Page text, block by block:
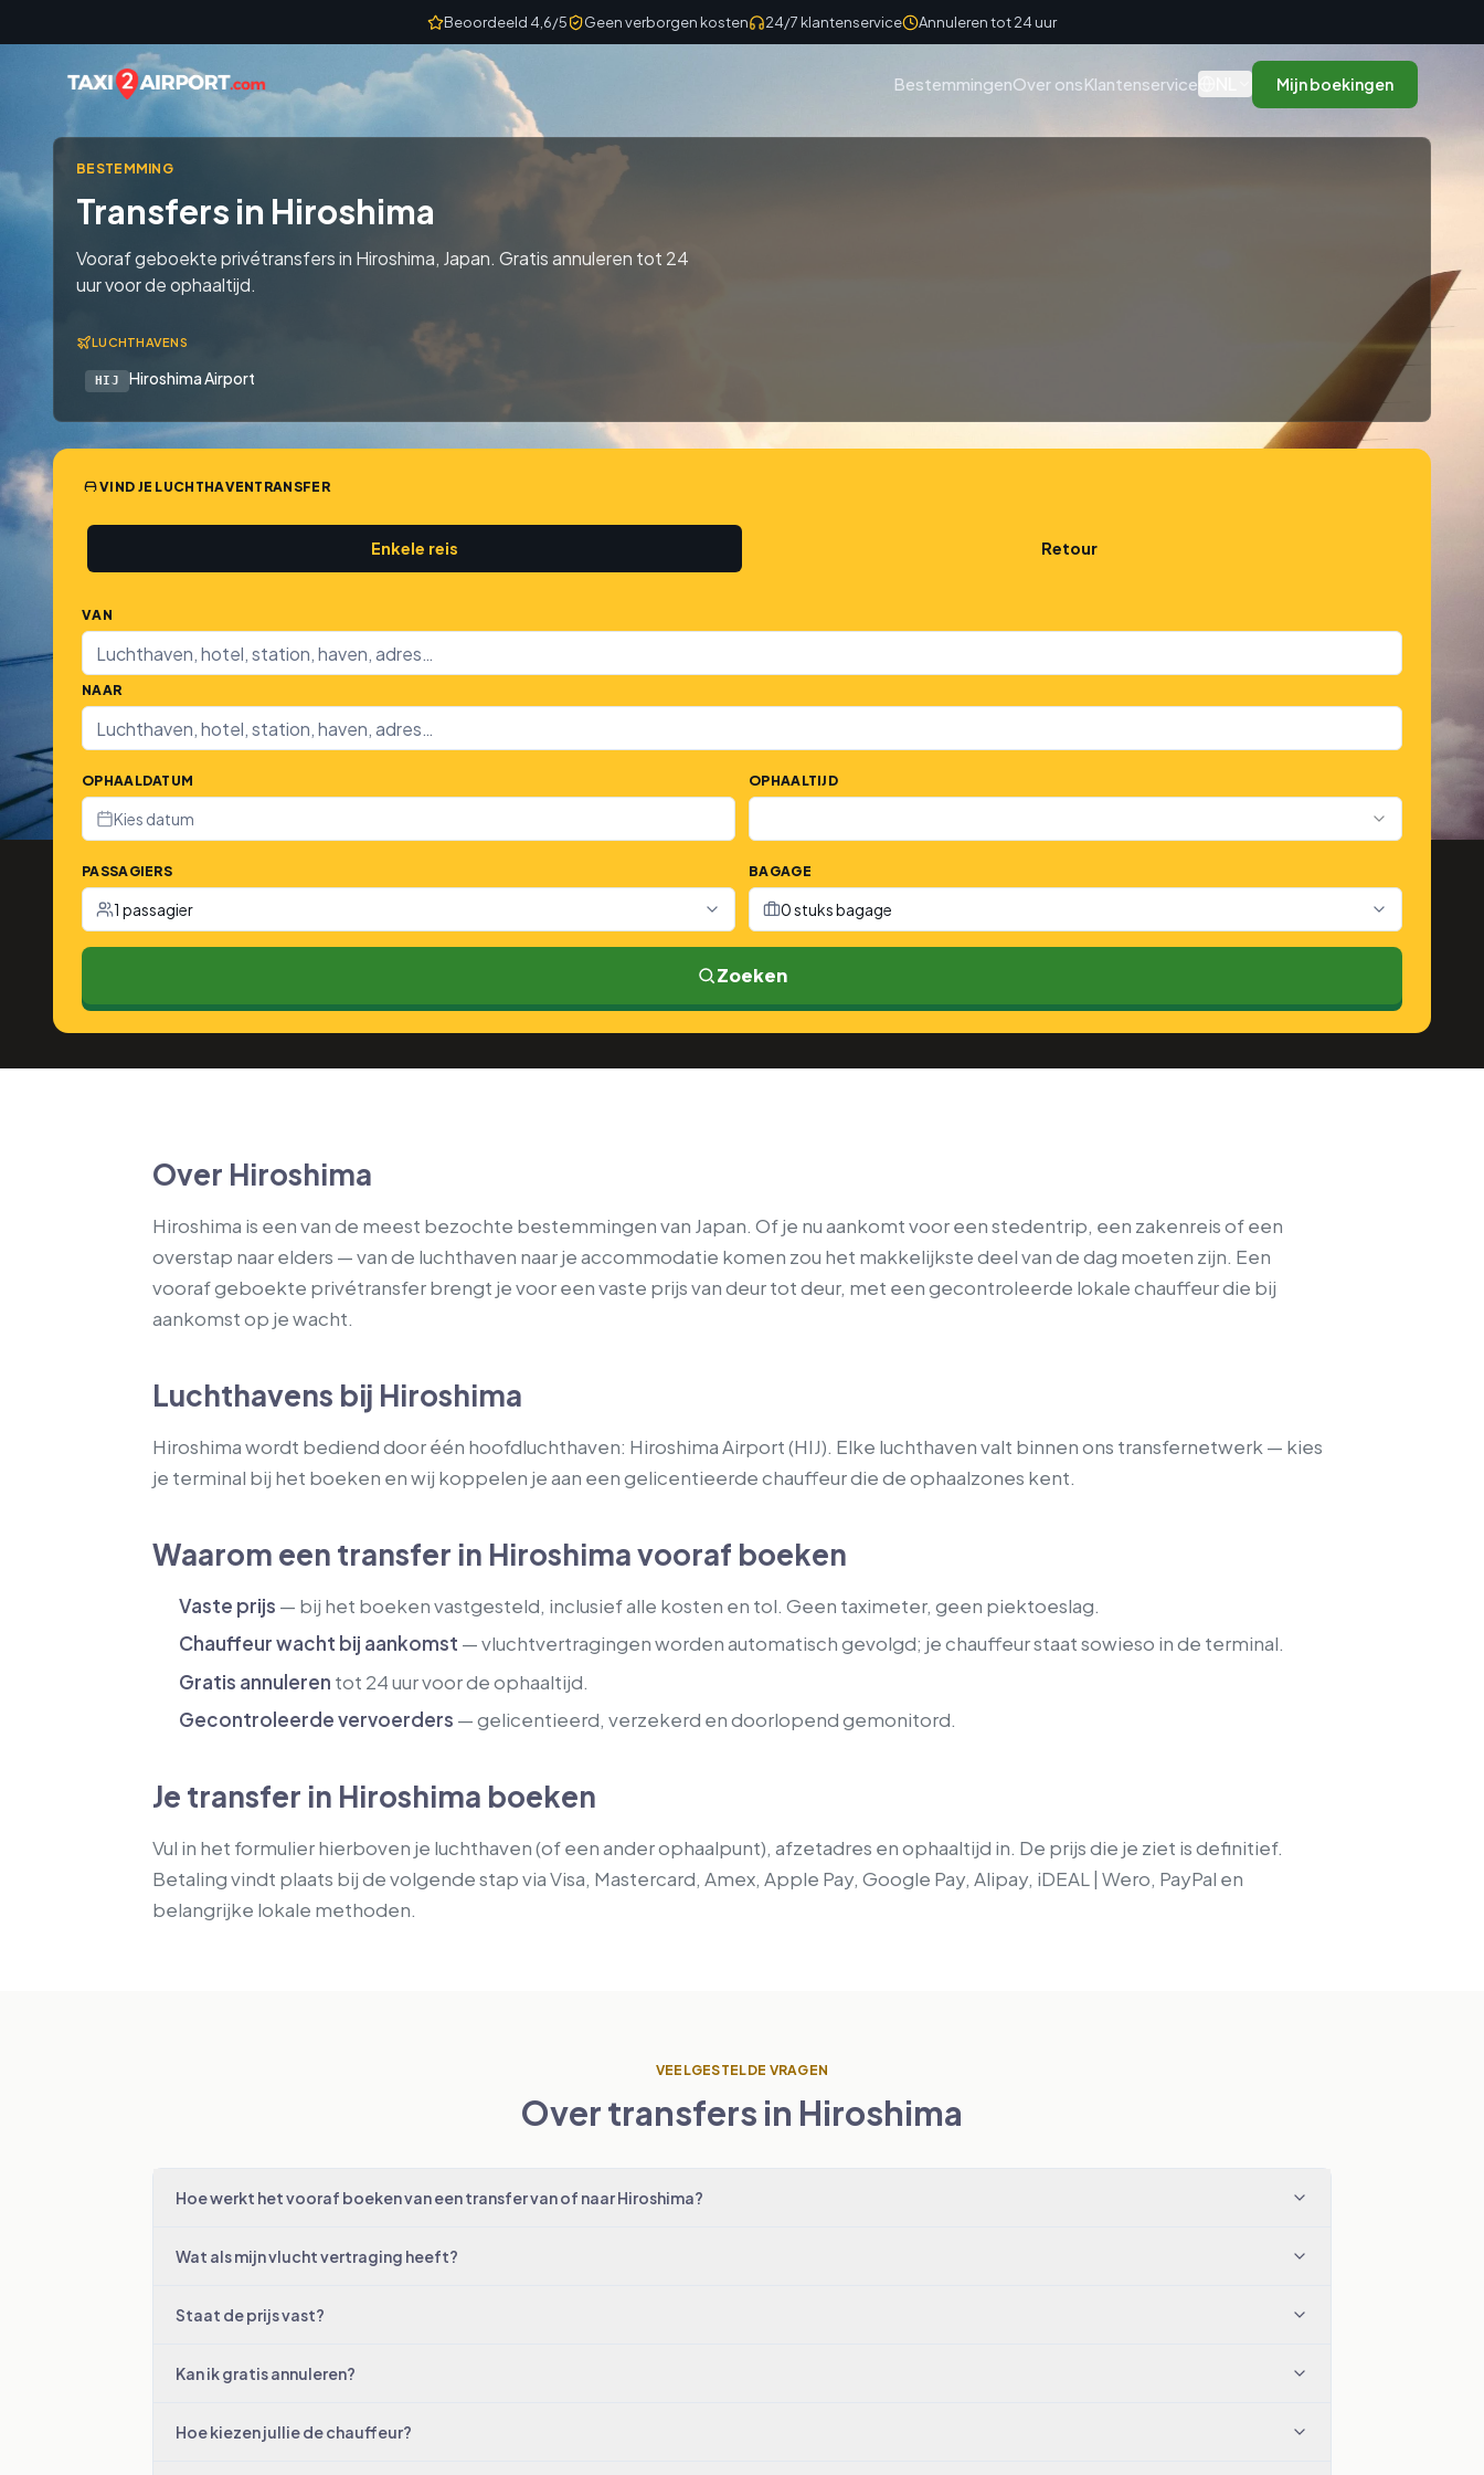
Beoordeeld 4,6/5 Geen verborgen kosten 24/7 klantenservice Annuleren tot 24 uur
BestemmingenOver onsKlantenservice Mijn boekingen
BESTEMMING
Transfers in Hiroshima
Vooraf geboekte privétransfers in Hiroshima, Japan. Gratis annuleren tot 24
uur voor de ophaaltijd.
LUCHTHAVENS
HIJ Hiroshima Airport
VIND JE LUCHTHAVENTRANSFER
Enkele reis Retour
VAN
NAAR
OPHAALDATUM
Kies datum
OPHAALTIJD
PASSAGIERS
1 passagier
BAGAGE
0 stuks bagage
Zoeken
Over Hiroshima
Hiroshima is een van de meest bezochte bestemmingen van Japan. Of je nu aankomt voor een stedentrip, een zakenreis of een
overstap naar elders — van de luchthaven naar je accommodatie komen zou het makkelijkste deel van de dag moeten zijn. Een
vooraf geboekte privétransfer brengt je voor een vaste prijs van deur tot deur, met een gecontroleerde lokale chauffeur die bij
aankomst op je wacht.
Luchthavens bij Hiroshima
Hiroshima wordt bediend door één hoofdluchthaven: Hiroshima Airport (HIJ). Elke luchthaven valt binnen ons transfernetwerk — kies
je terminal bij het boeken en wij koppelen je aan een gelicentieerde chauffeur die de ophaalzones kent.
Waarom een transfer in Hiroshima vooraf boeken
Vaste prijs — bij het boeken vastgesteld, inclusief alle kosten en tol. Geen taximeter, geen piektoeslag.
Chauffeur wacht bij aankomst — vluchtvertragingen worden automatisch gevolgd; je chauffeur staat sowieso in de terminal.
Gratis annuleren tot 24 uur voor de ophaaltijd.
Gecontroleerde vervoerders — gelicentieerd, verzekerd en doorlopend gemonitord.
Je transfer in Hiroshima boeken
Vul in het formulier hierboven je luchthaven (of een ander ophaalpunt), afzetadres en ophaaltijd in. De prijs die je ziet is definitief.
Betaling vindt plaats bij de volgende stap via Visa, Mastercard, Amex, Apple Pay, Google Pay, Alipay, iDEAL | Wero, PayPal en
belangrijke lokale methoden.
VEELGESTELDE VRAGEN
Over transfers in Hiroshima
Hoe werkt het vooraf boeken van een transfer van of naar Hiroshima?
Wat als mijn vlucht vertraging heeft?
Staat de prijs vast?
Kan ik gratis annuleren?
Hoe kiezen jullie de chauffeur?